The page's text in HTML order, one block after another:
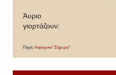
Άυριο
γιορτάζουν:
Πηγή: Λογισμικό "Σήμερα"